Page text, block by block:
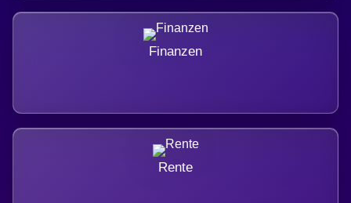
Finanzen
Rente